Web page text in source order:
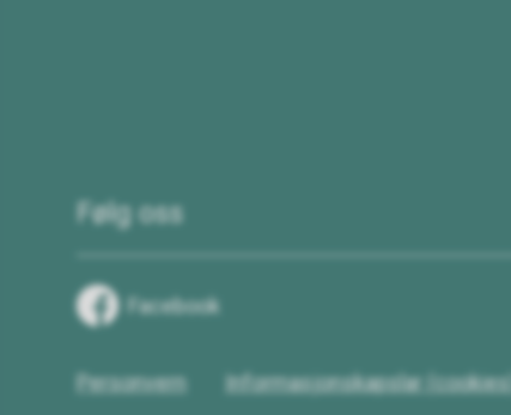
Følg oss
Facebook
Personvern
Informasjonskapslar (cookies)